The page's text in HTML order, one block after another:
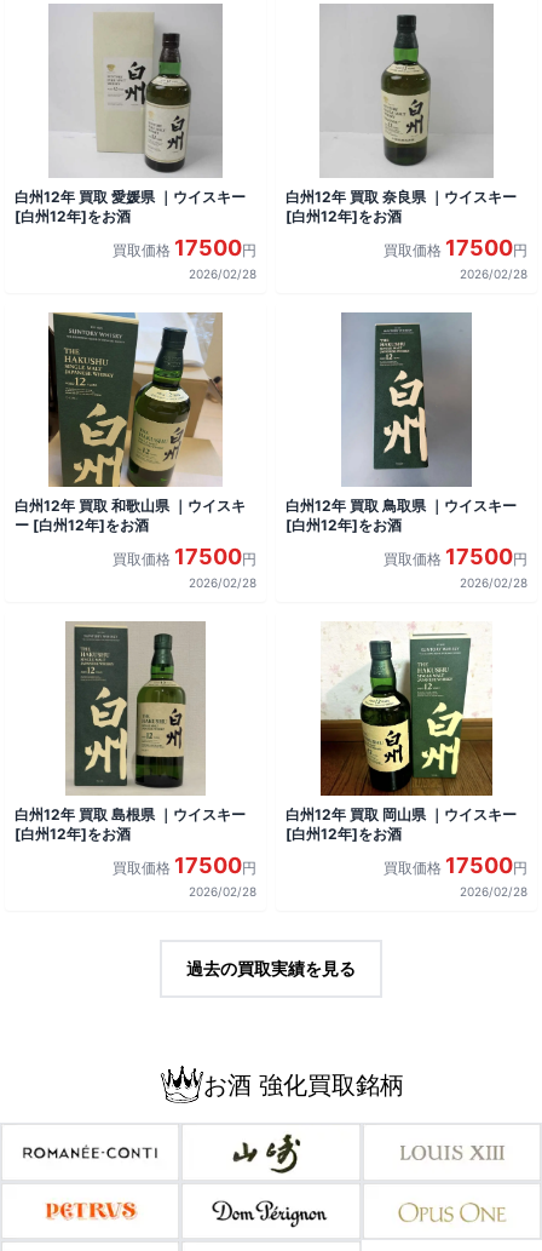
白州12年 買取 愛媛県 ｜ウイスキー
[白州12年]をお酒
買取価格 17500円
2026/02/28
白州12年 買取 奈良県 ｜ウイスキー
[白州12年]をお酒
買取価格 17500円
2026/02/28
白州12年 買取 和歌山県 ｜ウイスキ
ー [白州12年]をお酒
買取価格 17500円
2026/02/28
白州12年 買取 鳥取県 ｜ウイスキー
[白州12年]をお酒
買取価格 17500円
2026/02/28
白州12年 買取 島根県 ｜ウイスキー
[白州12年]をお酒
買取価格 17500円
2026/02/28
白州12年 買取 岡山県 ｜ウイスキー
[白州12年]をお酒
買取価格 17500円
2026/02/28
過去の買取実績を見る
お酒 強化買取銘柄